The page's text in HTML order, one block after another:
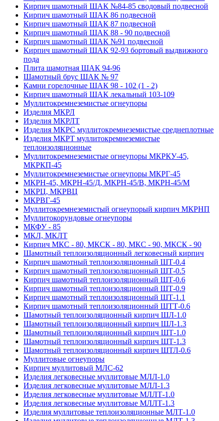
Кирпич шамотный ШАК №84-85 сводовый подвесной
Кирпич шамотный ШАК 86 подвесной
Кирпич шамотный ШАК 87 подвесной
Кирпич шамотный ШАК 88 - 90 подвесной
Кирпич шамотный ШАК №91 подвесной
Кирпич шамотный ШАК 92-93 бортовый выдвижного
пода
Плита шамотная ШАК 94-96
Шамотный брус ШАК № 97
Камни горелочные ШАК 98 - 102 (1 - 2)
Кирпич шамотный ШАК лекальный 103-109
Муллито­­кремнеземистые огнеупоры
Изделия МКРЛ
Изделия МКРЛТ
Изделия МКРС муллитокремнеземистые среднеплотные
Изделия МКРТ муллитокремнеземистые
теплоизоляционные
Муллитокремнеземистые огнеупоры МКРКУ-45,
МКРКП-45
Муллитокремнеземистые огнеупоры МКРГ-45
МКРН-45, МКРН-45/Д, МКРН-45/В, МКРН-45/М
МКРЦ, МКРВЦ
МКРВГ-45
Муллитокремнеземистый огнеупорый кирпич МКРНП
Муллито­корундовые огнеупоры
МКФУ - 85
МКЛ, МКЛТ
Кирпич МКС - 80, МКСК - 80, МКС - 90, МКСК - 90
Шамотный тепло­изоляционный легковесный кирпич
Кирпич шамотный теплоизоляционный ШТ-0.4
Кирпич шамотный теплоизоляционный ШТ-0.5
Кирпич шамотный теплоизоляционный ШТ-0.6
Кирпич шамотный теплоизоляционный ШТ-0.9
Кирпич шамотный теплоизоляционный ШТ-1.1
Кирпич шамотный теплоизоляционный ШТТ-0.6
Шамотный теплоизоляционный кирпич ШЛ-1.0
Шамотный теплоизоляционный кирпич ШЛ-1.3
Шамотный теплоизоляционный кирпич ШТ-1.0
Шамотный теплоизоляционный кирпич ШТ-1.3
Шамотный теплоизоляционный кирпич ШТЛ-0.6
Муллитовые огнеупоры
Кирпич муллитовый МЛС-62
Изделия легковесные муллитовые МЛЛ-1.0
Изделия легковесные муллитовые МЛЛ-1.3
Изделия легковесные муллитовые МЛЛТ-1.0
Изделия легковесные муллитовые МЛЛТ-1.3
Изделия муллитовые теплоизоляционные МЛТ-1.0